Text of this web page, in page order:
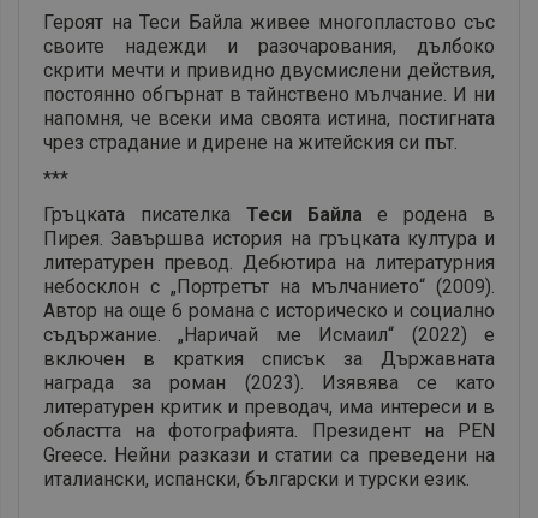
Героят на Теси Байла живее многопластово със
своите надежди и разочарования, дълбоко
скрити мечти и привидно двусмислени действия,
постоянно обгърнат в тайнствено мълчание. И ни
напомня, че всеки има своята истина, постигната
чрез страдание и дирене на житейския си път.
***
Гръцката писателка Теси Байла е родена в
Пирея. Завършва история на гръцката култура и
литературен превод. Дебютира на литературния
небосклон с „Портретът на мълчанието“ (2009).
Автор на още 6 романа с историческо и социално
съдържание. „Наричай ме Исмаил“ (2022) е
включен в краткия списък за Държавната
награда за роман (2023). Изявява се като
литературен критик и преводач, има интереси и в
областта на фотографията. Президент на PEN
Greece. Нейни разкази и статии са преведени на
италиански, испански, български и турски език.